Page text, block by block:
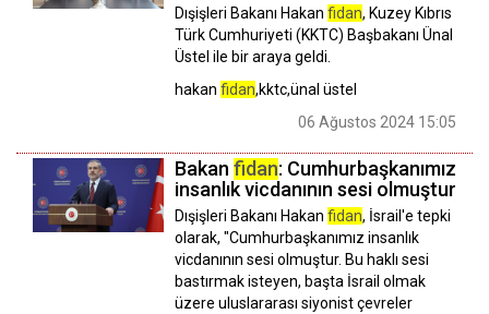
Dışişleri Bakanı Hakan fidan, Kuzey Kıbrıs
Türk Cumhuriyeti (KKTC) Başbakanı Ünal
Üstel ile bir araya geldi.
hakan fidan,kktc,ünal üstel
06 Ağustos 2024 15:05
Bakan fidan: Cumhurbaşkanımız
insanlık vicdanının sesi olmuştur
Dışişleri Bakanı Hakan fidan, İsrail'e tepki
olarak, "Cumhurbaşkanımız insanlık
vicdanının sesi olmuştur. Bu haklı sesi
bastırmak isteyen, başta İsrail olmak
üzere uluslararası siyonist çevreler